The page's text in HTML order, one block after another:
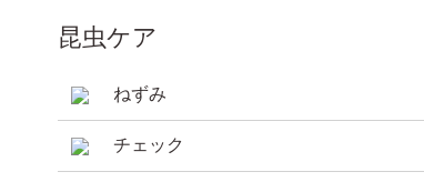
昆虫ケア
ねずみ
チェック